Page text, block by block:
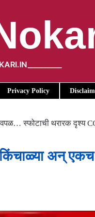
Privacy Policy
स्फोटाची थरारक दृश्य
अन् एकच